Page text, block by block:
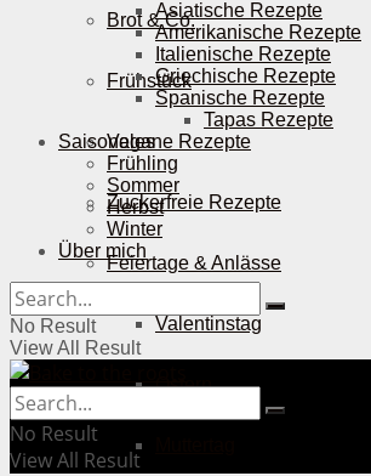
Brot & Co.
Frühstück
Vegane Rezepte
Zuckerfreie Rezepte
Feiertage & Anlässe
Valentinstag
Ostern
Asiatische Rezepte
Amerikanische Rezepte
Italienische Rezepte
Griechische Rezepte
Spanische Rezepte
Tapas Rezepte
Saisonales
Frühling
Sommer
Herbst
Winter
Über mich
No Result
View All Result
No Result
View All Result